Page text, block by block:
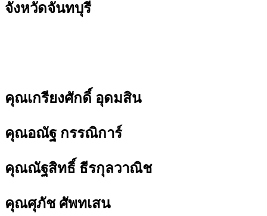
จังหวัดจันทบุรี
คุณเกรียงศักดิ์ อุดมสิน
คุณอณัฐ กรรณิการ์
คุณณัฐสิทธิ์ ธีรกุลวาณิช
คุณศุภัช ศัพทเสน